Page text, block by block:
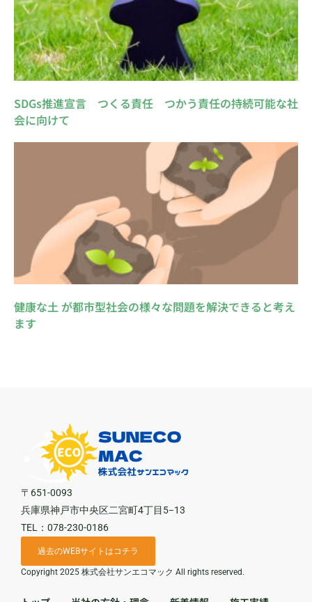
SDGs推進宣言 つくる責任 つかう責任の持続可能な社
会に向けて
健康な土 が都市型社会の様々な問題を解決できると考え
ます
〒651-0093
兵庫県神戸市中央区二宮町4丁目5−13
TEL：078-230-0186
過去のWEBサイトはコチラ
Copyright 2025 株式会社サンエコマック All rights reserved.